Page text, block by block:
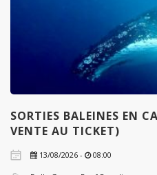
SORTIES BALEINES EN
VENTE AU TICKET)
13/08/2026 - 08:00